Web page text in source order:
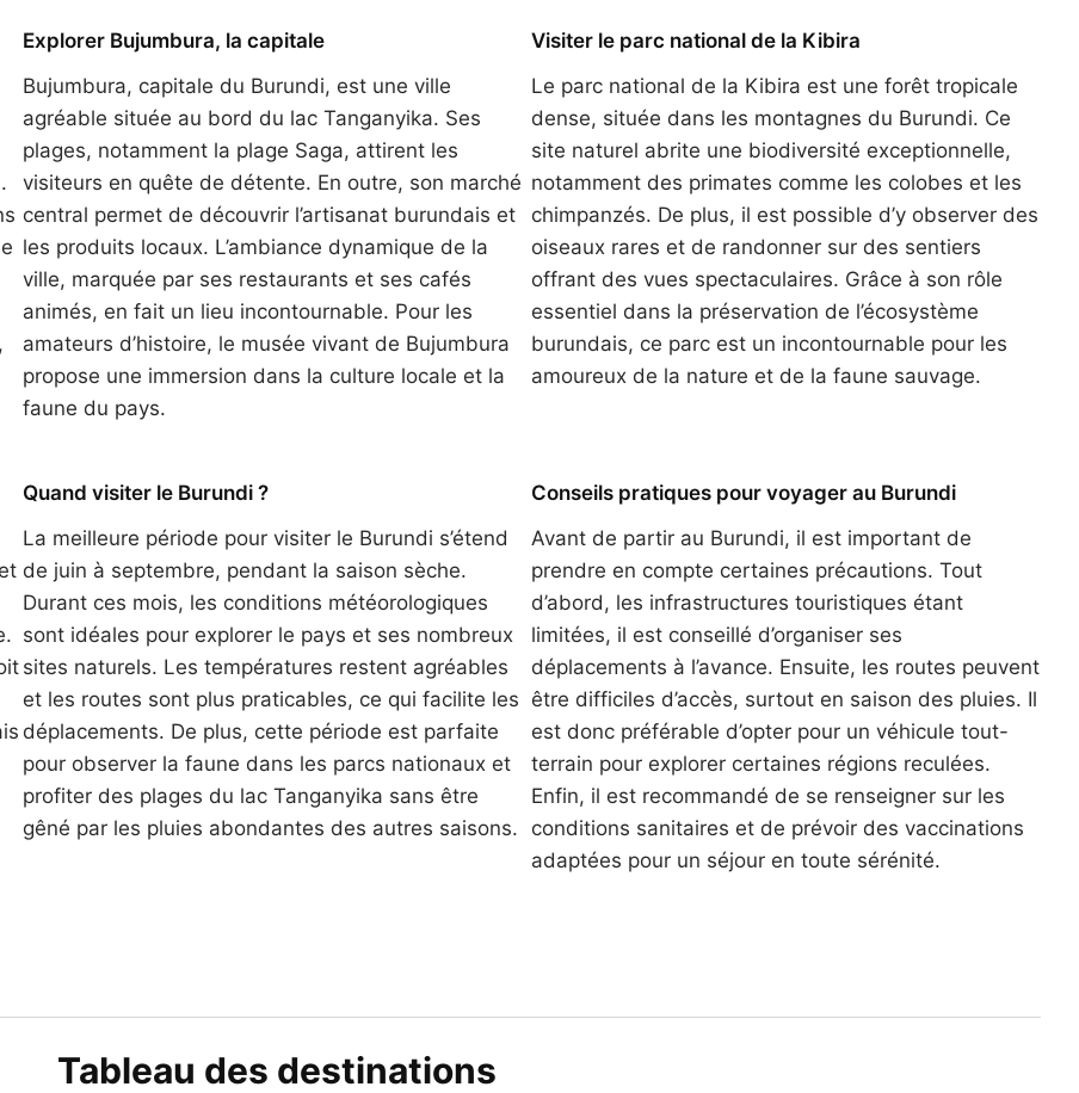
Explorer Bujumbura, la capitale
Bujumbura, capitale du Burundi, est une ville
agréable située au bord du lac Tanganyika. Ses
plages, notamment la plage Saga, attirent les
visiteurs en quête de détente. En outre, son marché
central permet de découvrir l’artisanat burundais et
les produits locaux. L’ambiance dynamique de la
ville, marquée par ses restaurants et ses cafés
animés, en fait un lieu incontournable. Pour les
amateurs d’histoire, le musée vivant de Bujumbura
propose une immersion dans la culture locale et la
faune du pays.
Visiter le parc national de la Kibira
Le parc national de la Kibira est une forêt tropicale
dense, située dans les montagnes du Burundi. Ce
site naturel abrite une biodiversité exceptionnelle,
notamment des primates comme les colobes et les
chimpanzés. De plus, il est possible d’y observer des
oiseaux rares et de randonner sur des sentiers
offrant des vues spectaculaires. Grâce à son rôle
essentiel dans la préservation de l’écosystème
burundais, ce parc est un incontournable pour les
amoureux de la nature et de la faune sauvage.
Quand visiter le Burundi ?
La meilleure période pour visiter le Burundi s’étend
de juin à septembre, pendant la saison sèche.
Durant ces mois, les conditions météorologiques
sont idéales pour explorer le pays et ses nombreux
sites naturels. Les températures restent agréables
et les routes sont plus praticables, ce qui facilite les
déplacements. De plus, cette période est parfaite
pour observer la faune dans les parcs nationaux et
profiter des plages du lac Tanganyika sans être
gêné par les pluies abondantes des autres saisons.
Conseils pratiques pour voyager au Burundi
Avant de partir au Burundi, il est important de
prendre en compte certaines précautions. Tout
d’abord, les infrastructures touristiques étant
limitées, il est conseillé d’organiser ses
déplacements à l’avance. Ensuite, les routes peuvent
être difficiles d’accès, surtout en saison des pluies. Il
est donc préférable d’opter pour un véhicule tout-
terrain pour explorer certaines régions reculées.
Enfin, il est recommandé de se renseigner sur les
conditions sanitaires et de prévoir des vaccinations
adaptées pour un séjour en toute sérénité.
Tableau des destinations